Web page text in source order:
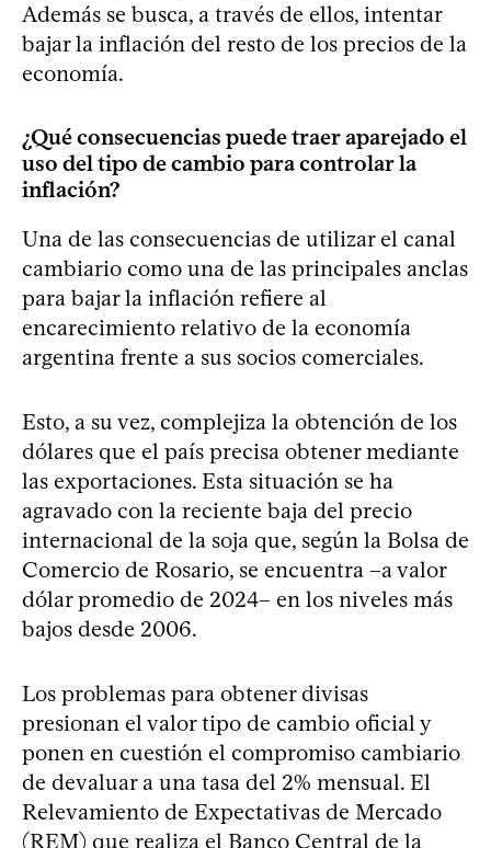
Además se busca, a través de ellos, intentar
bajar la inflación del resto de los precios de la
economía.
¿Qué consecuencias puede traer aparejado el
uso del tipo de cambio para controlar la
inflación?
Una de las consecuencias de utilizar el canal
cambiario como una de las principales anclas
para bajar la inflación refiere al
encarecimiento relativo de la economía
argentina frente a sus socios comerciales.
Esto, a su vez, complejiza la obtención de los
dólares que el país precisa obtener mediante
las exportaciones. Esta situación se ha
agravado con la reciente baja del precio
internacional de la soja que, según la Bolsa de
Comercio de Rosario, se encuentra –a valor
dólar promedio de 2024– en los niveles más
bajos desde 2006.
Los problemas para obtener divisas
presionan el valor tipo de cambio oficial y
ponen en cuestión el compromiso cambiario
de devaluar a una tasa del 2% mensual. El
Relevamiento de Expectativas de Mercado
(REM) que realiza el Banco Central de la